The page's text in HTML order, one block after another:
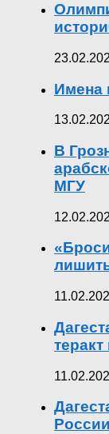
Имена
В
МГУ